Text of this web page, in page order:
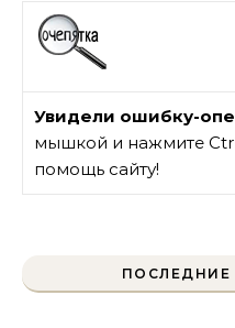
Увидели ошибку-
мышкой и нажмите
помощь сайту!